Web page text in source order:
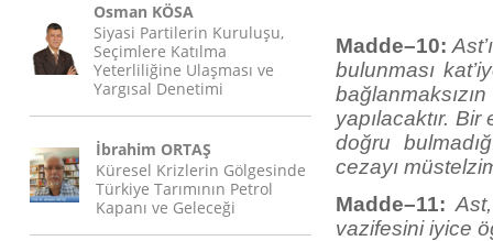
Osman KÖSA
Siyasi Partilerin Kuruluşu,
Seçimlere Katılma
Yeterliliğine Ulaşması ve
Yargısal Denetimi
İbrahim ORTAŞ
Küresel Krizlerin Gölgesinde
Türkiye Tarımının Petrol
Kapanı ve Geleceği
Madde–10:
bulunması
yapılacaktır.
doğru
cezayı
Madde–11:
vazifesini iyice